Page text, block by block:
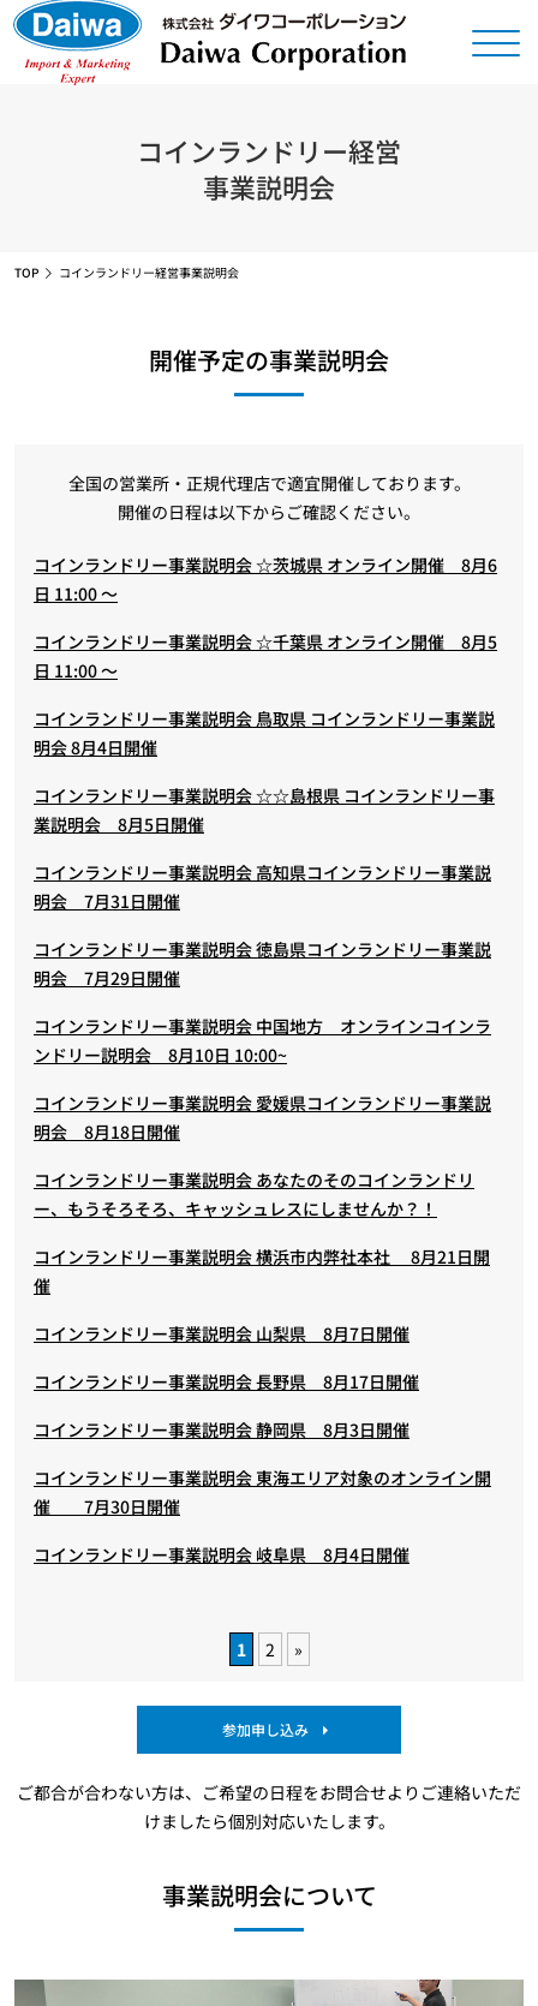
コインランドリー経営
事業説明会
TOP コインランドリー経営事業説明会
開催予定の事業説明会
全国の営業所・正規代理店で適宜開催しております。
開催の日程は以下からご確認ください。
コインランドリー事業説明会 ☆茨城県 オンライン開催 8月6
日 11:00 ～
コインランドリー事業説明会 ☆千葉県 オンライン開催 8月5
日 11:00 ～
コインランドリー事業説明会 鳥取県 コインランドリー事業説
明会 8月4日開催
コインランドリー事業説明会 ☆☆島根県 コインランドリー事
業説明会 8月5日開催
コインランドリー事業説明会 高知県コインランドリー事業説
明会 7月31日開催
コインランドリー事業説明会 徳島県コインランドリー事業説
明会 7月29日開催
コインランドリー事業説明会 中国地方 オンラインコインラ
ンドリー説明会 8月10日 10:00~
コインランドリー事業説明会 愛媛県コインランドリー事業説
明会 8月18日開催
コインランドリー事業説明会 あなたのそのコインランドリ
ー、もうそろそろ、キャッシュレスにしませんか？！
コインランドリー事業説明会 横浜市内弊社本社 8月21日開
催
コインランドリー事業説明会 山梨県 8月7日開催
コインランドリー事業説明会 長野県 8月17日開催
コインランドリー事業説明会 静岡県 8月3日開催
コインランドリー事業説明会 東海エリア対象のオンライン開
催 7月30日開催
コインランドリー事業説明会 岐阜県 8月4日開催
1 2 »
参加申し込み
ご都合が合わない方は、ご希望の日程をお問合せよりご連絡いただ
けましたら個別対応いたします。
事業説明会について